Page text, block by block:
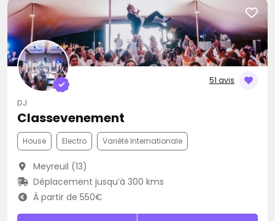
51 avis
DJ
Classevenement
House Electro Variété Internationale
Meyreuil (13)
Déplacement jusqu’à 300 kms
À partir de 550€